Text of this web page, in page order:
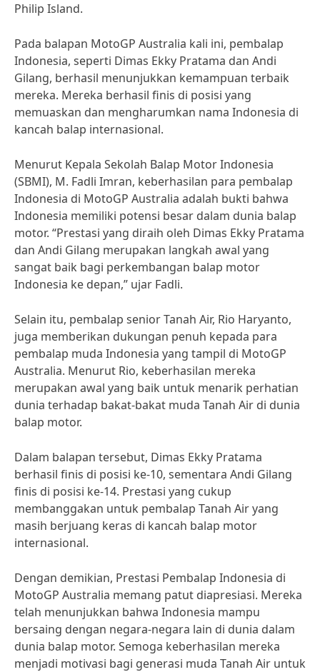
Philip Island.
Pada balapan MotoGP Australia kali ini, pembalap
Indonesia, seperti Dimas Ekky Pratama dan Andi
Gilang, berhasil menunjukkan kemampuan terbaik
mereka. Mereka berhasil finis di posisi yang
memuaskan dan mengharumkan nama Indonesia di
kancah balap internasional.
Menurut Kepala Sekolah Balap Motor Indonesia
(SBMI), M. Fadli Imran, keberhasilan para pembalap
Indonesia di MotoGP Australia adalah bukti bahwa
Indonesia memiliki potensi besar dalam dunia balap
motor. “Prestasi yang diraih oleh Dimas Ekky Pratama
dan Andi Gilang merupakan langkah awal yang
sangat baik bagi perkembangan balap motor
Indonesia ke depan,” ujar Fadli.
Selain itu, pembalap senior Tanah Air, Rio Haryanto,
juga memberikan dukungan penuh kepada para
pembalap muda Indonesia yang tampil di MotoGP
Australia. Menurut Rio, keberhasilan mereka
merupakan awal yang baik untuk menarik perhatian
dunia terhadap bakat-bakat muda Tanah Air di dunia
balap motor.
Dalam balapan tersebut, Dimas Ekky Pratama
berhasil finis di posisi ke-10, sementara Andi Gilang
finis di posisi ke-14. Prestasi yang cukup
membanggakan untuk pembalap Tanah Air yang
masih berjuang keras di kancah balap motor
internasional.
Dengan demikian, Prestasi Pembalap Indonesia di
MotoGP Australia memang patut diapresiasi. Mereka
telah menunjukkan bahwa Indonesia mampu
bersaing dengan negara-negara lain di dunia dalam
dunia balap motor. Semoga keberhasilan mereka
menjadi motivasi bagi generasi muda Tanah Air untuk